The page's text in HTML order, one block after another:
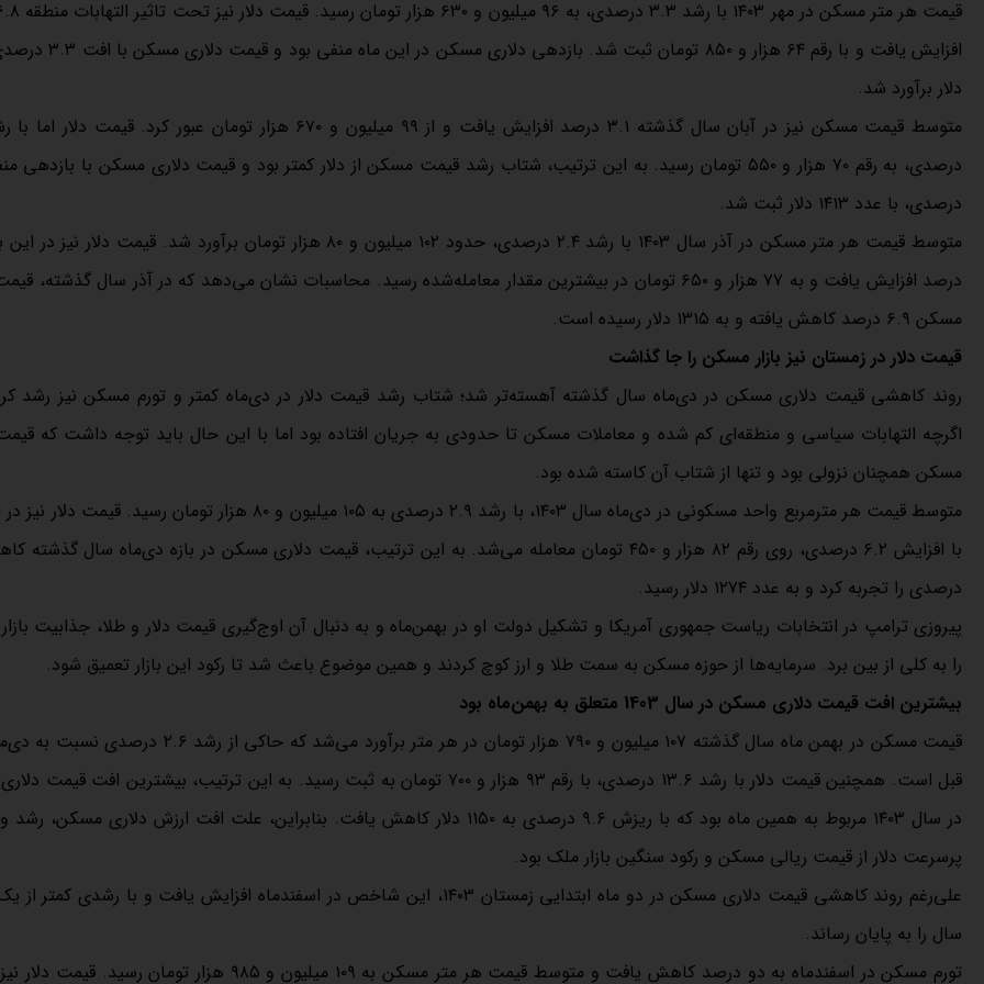
دلار برآورد شد.
درصدی، با عدد ۱۴۱۳ دلار ثبت شد.
درصد افزایش یافت و به ۷۷ هزار و ۶۵۰ تومان در بیشترین مقدار معامله‌شده رسید. محاسبات نشان می‌دهد که در آذر سال گذشته،
مسکن ۶.۹ درصد کاهش یافته و به ۱۳۱۵ دلار رسیده است.
قیمت دلار در زمستان نیز بازار مسکن را جا گذاشت
روند کاهشی قیمت دلاری مسکن در دی‌ماه سال گذشته آهسته‌تر شد؛ شتاب رشد قیمت دلار در دی‌ماه کمتر و تورم مسکن نیز رشد
اگرچه التهابات سیاسی و منطقه‌ای کم شده و معاملات مسکن تا حدودی به جریان افتاده بود اما با این حال باید توجه داشت که
مسکن همچنان نزولی بود و تنها از شتاب آن کاسته شده بود.
متوسط قیمت هر مترمربع واحد مسکونی در دی‌ماه سال ۱۴۰۳، با رشد ۲.۹ درصدی به ۱۰۵ میلیون و ۸۰ هزار تومان رسید.
درصدی را تجربه کرد و به عدد ۱۲۷۴ دلار رسید.
پیروزی ترامپ در انتخابات ریاست جمهوری آمریکا و تشکیل دولت او در بهمن‌ماه و به دنبال آن اوج‌گیری قیمت دلار و طلا، جذابیت
را به کلی از بین برد. سرمایه‌ها از حوزه مسکن به سمت طلا و ارز کوچ کردند و همین موضوع باعث شد تا رکود این بازار تعمیق شود.
بیشترین افت قیمت دلاری مسکن در سال 1403 متعلق به بهمن‌ماه بود
قیمت مسکن در بهمن ماه سال گذشته ۱۰۷ میلیون و ۷۹۰ هزار تومان در هر متر برآورد می‌شد که حاکی
قبل است. همچنین قیمت دلار با رشد ۱۳.۶ درصدی، با رقم ۹۳ هزار و ۷۰۰ تومان به ثبت رسید. به این ترتیب، بیشترین افت
در سال ۱۴۰۳ مربوط به همین ماه بود که با ریزش ۹.۶ درصدی به ۱۱۵۰ دلار کاهش یافت. بنابراین، علت افت ارزش دلاری
پرسرعت دلار از قیمت ریالی مسکن و رکود سنگین بازار ملک بود.
علی‌رغم روند کاهشی قیمت دلاری مسکن در دو ماه ابتدایی زمستان ۱۴۰۳، این شاخص در اسفندماه افزایش یافت و با رشدی
سال را به پایان رساند.
تورم مسکن در اسفندماه به دو درصد کاهش یافت و متوسط قیمت هر متر مسکن به ۱۰۹ میلیون و ۹۸۵ هزار تومان